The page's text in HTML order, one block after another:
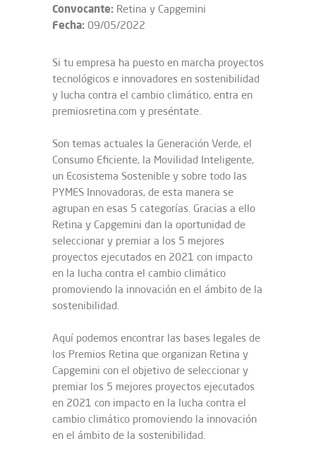
Convocante: Retina y Capgemini
Fecha: 09/05/2022
Si tu empresa ha puesto en marcha proyectos
tecnológicos e innovadores en sostenibilidad
y lucha contra el cambio climático, entra en
premiosretina.com y preséntate.
Son temas actuales la Generación Verde, el
Consumo Eficiente, la Movilidad Inteligente,
un Ecosistema Sostenible y sobre todo las
PYMES Innovadoras, de esta manera se
agrupan en esas 5 categorías. Gracias a ello
Retina y Capgemini dan la oportunidad de
seleccionar y premiar a los 5 mejores
proyectos ejecutados en 2021 con impacto
en la lucha contra el cambio climático
promoviendo la innovación en el ámbito de la
sostenibilidad.
Aquí podemos encontrar las bases legales de
los Premios Retina que organizan Retina y
Capgemini con el objetivo de seleccionar y
premiar los 5 mejores proyectos ejecutados
en 2021 con impacto en la lucha contra el
cambio climático promoviendo la innovación
en el ámbito de la sostenibilidad.